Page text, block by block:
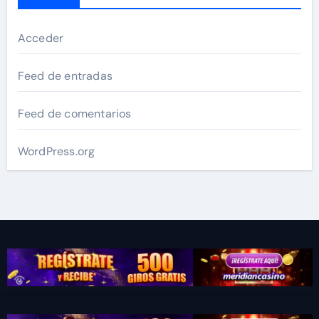
Acceder
Feed de entradas
Feed de comentarios
WordPress.org